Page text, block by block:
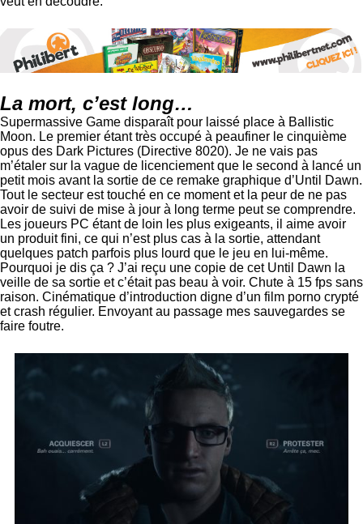
La mort, c’est long…
Supermassive Game disparaît pour laissé place à Ballistic
Moon. Le premier étant très occupé à peaufiner le cinquième
opus des Dark Pictures (Directive 8020). Je ne vais pas
m’étaler sur la vague de licenciement que le second à lancé un
petit mois avant la sortie de ce remake graphique d’Until Dawn.
Tout le secteur est touché en ce moment et la peur de ne pas
avoir de suivi de mise à jour à long terme peut se comprendre.
Les joueurs PC étant de loin les plus exigeants, il aime avoir
un produit fini, ce qui n’est plus cas à la sortie, attendant
quelques patch parfois plus lourd que le jeu en lui-même.
Pourquoi je dis ça ? J’ai reçu une copie de cet Until Dawn la
veille de sa sortie et c’était pas beau à voir. Chute à 15 fps sans
raison. Cinématique d’introduction digne d’un film porno crypté
et crash régulier. Envoyant au passage mes sauvegardes se
faire foutre.